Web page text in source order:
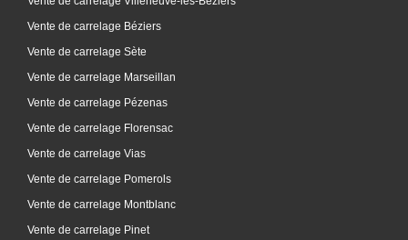
Vente de carrelage Béziers
Vente de carrelage Sète
Vente de carrelage Marseillan
Vente de carrelage Pézenas
Vente de carrelage Florensac
Vente de carrelage Vias
Vente de carrelage Pomerols
Vente de carrelage Montblanc
Vente de carrelage Pinet